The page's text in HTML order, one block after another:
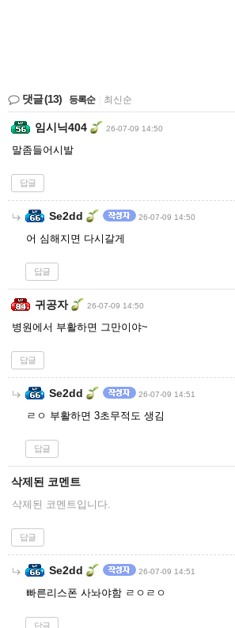
댓글(13) 등록순 최신순
임시닉404 26-07-09 14:50
말좀들어시발
답글
Se2dd 26-07-09 14:50
어 심해지면 다시갈게
답글
귀공자 26-07-09 14:50
병원에서 부활하면 그만이야~
답글
Se2dd 26-07-09 14:51
ㄹㅇ 부활하면 3초무적도 생김
답글
삭제된 코멘트
삭제된 코멘트입니다.
답글
Se2dd 26-07-09 14:51
빠른리스폰 사놔야함 ㄹㅇㄹㅇ
답글